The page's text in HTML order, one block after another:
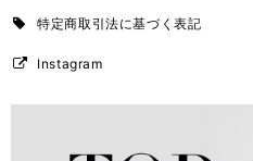
特定商取引法に基づく表記
Instagram